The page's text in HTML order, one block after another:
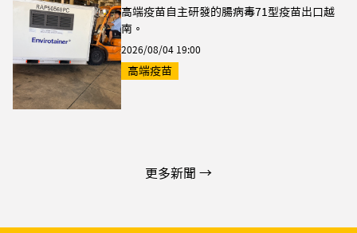
高端疫苗自主研發的腸病毒71型疫苗出口越
南。
2026/08/04 19:00
高端疫苗
更多新聞 →